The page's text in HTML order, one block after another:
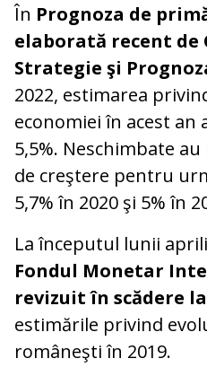
În Prognoza de
elaborată recent de
Strategie şi
2022, estimarea
economiei în acest
5,5%. Neschimbate
de creştere pentru
5,7% în 2020 şi 5% în
La începutul lunii
Fondul Monetar
revizuit în scădere la
estimările privind
româneşti în 2019.